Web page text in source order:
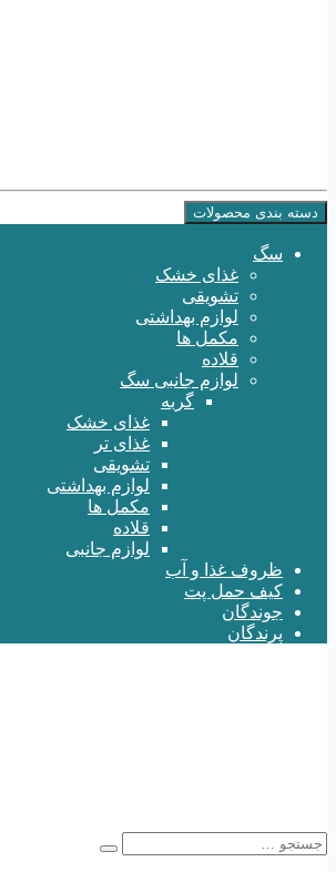
دسته بندی محصولات
سگ
غذای خشک
تشویقی
لوازم بهداشتی
مکمل ها
قلاده
لوازم جانبی سگ
گربه
غذای خشک
غذای تر
تشویقی
لوازم بهداشتی
مکمل ها
قلاده
لوازم جانبی
ظروف غذا و آب
کیف حمل پت
جوندگان
پرندگان